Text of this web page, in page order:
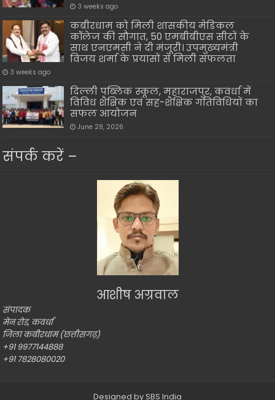
3 weeks ago
कबीरधाम को मिली शासकीय मेडिकल
कॉलेज की सौगात, 50 एमबीबीएस सीटों के
साथ एनएमसी ने दी मंजूरी। उपमुख्यमंत्री
विजय शर्मा के प्रयासों से मिली सफलता
3 weeks ago
दिल्ली पब्लिक स्कूल, महाराजपुर, कवर्धा में
विविध शैक्षिक एवं सह-शैक्षिक गतिविधियों का
सफल आयोजन
June 28, 2026
संपर्क करें –
आशीष अग्रवाल
संपादक
मेन रोड, कवर्धा
जिला कबीरधाम (छत्तीसगढ़)
+91 9977144888
+91 7828080020
Designed by SBS India